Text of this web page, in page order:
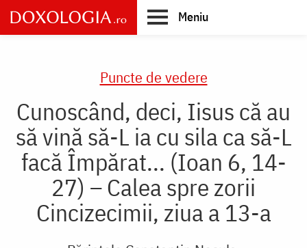
Skip
to
main
Meniu
Puncte de vedere
Cunoscând, deci, Iisus că au
să vină să-L ia cu sila ca să-L
facă Împărat... (Ioan 6, 14-
27) – Calea spre zorii
Cincizecimii, ziua a 13-a